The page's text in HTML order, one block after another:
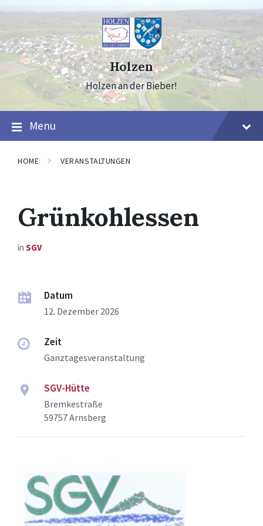
to
content
to
navigation
to
footer
Holzen
Holzen an der Bieber!
Menu
HOME VERANSTALTUNGEN
Grünkohlessen
in SGV
Datum
12. Dezember 2026
Zeit
Ganztagesveranstaltung
SGV-Hütte
Bremkestraße
59757 Arnsberg